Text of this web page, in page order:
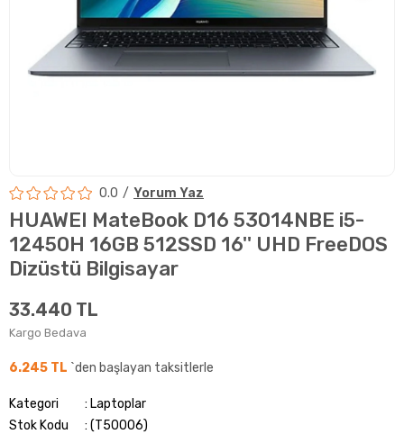
0.0 Yorum Yaz
HUAWEI MateBook D16 53014NBE i5-
12450H 16GB 512SSD 16'' UHD FreeDOS
Dizüstü Bilgisayar
33.440 TL
Kargo Bedava
6.245 TL `den başlayan taksitlerle
Kategori
Laptoplar
Stok Kodu
(T50006)